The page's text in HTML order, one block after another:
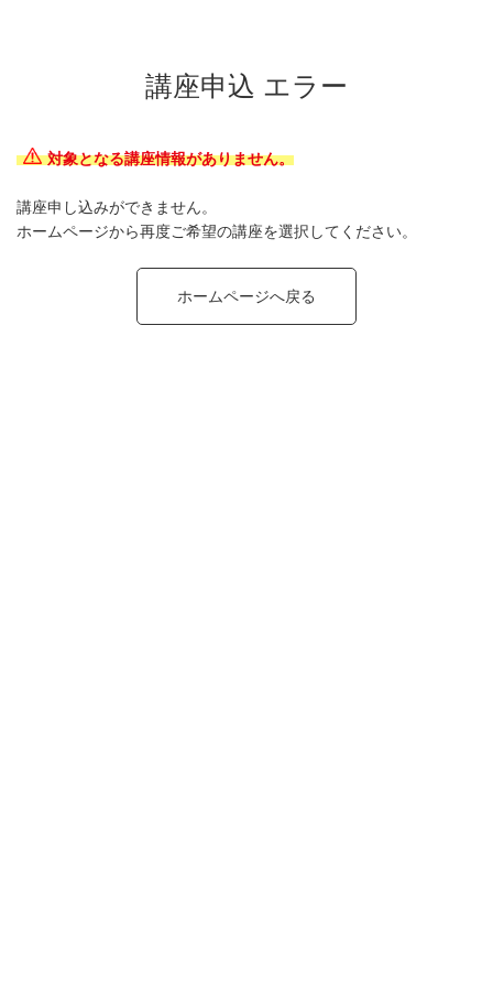
講座申込 エラー
対象となる講座情報がありません。
講座申し込みができません。
ホームページから再度ご希望の講座を選択してください。
ホームページへ戻る